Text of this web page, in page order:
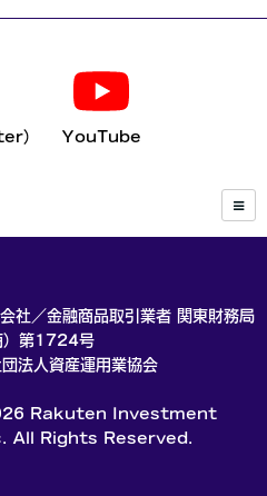
） YouTube
社／金融商品取引業者 関東財務局
）第1724号
法人資産運用業協会
Rakuten Investment
All Rights Reserved.